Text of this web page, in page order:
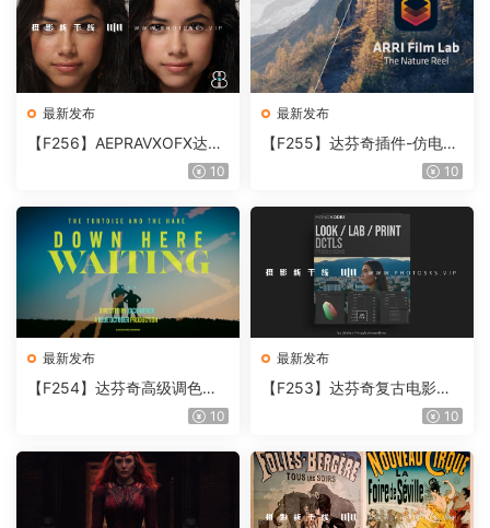
最新发布
【F256】AEPRAVXOFX达芬
奇视频人像磨皮润肤美颜插件
10
最新发布
【F255】达芬奇插件-仿电影
胶片视频调色插件 ARRI Film
10
最新发布
【F254】达芬奇高级调色插
件 Contour V2.2.2 WinMac10
最新发布
【F253】达芬奇复古电影胶
片质感DCTL节点调色预设 M
T V4.0
10